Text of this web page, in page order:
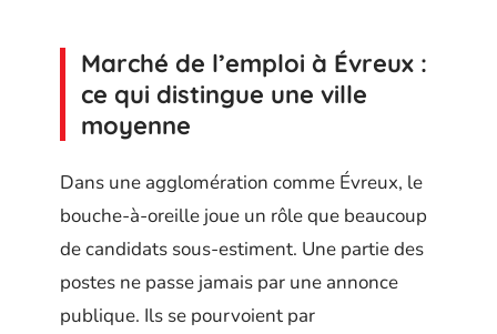
Marché de l’emploi à Évreux :
ce qui distingue une ville
moyenne
Dans une agglomération comme Évreux, le
bouche-à-oreille joue un rôle que beaucoup
de candidats sous-estiment. Une partie des
postes ne passe jamais par une annonce
publique. Ils se pourvoient par